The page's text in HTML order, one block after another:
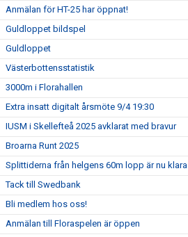
Anmälan för HT-25 har öppnat!
Guldloppet bildspel
Guldloppet
Västerbottensstatistik
3000m i Florahallen
Extra insatt digitalt årsmöte 9/4 19:30
IUSM i Skellefteå 2025 avklarat med bravur
Broarna Runt 2025
Splittiderna från helgens 60m lopp är nu klara
Tack till Swedbank
Bli medlem hos oss!
Anmälan till Floraspelen är öppen